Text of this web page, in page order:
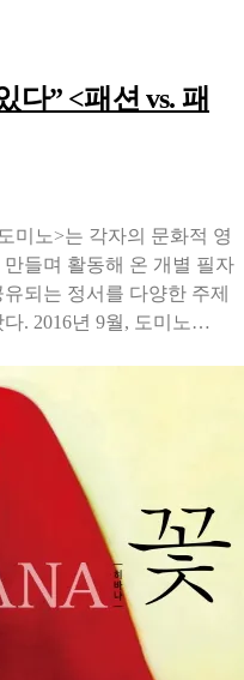
다” <패션 vs. 패
미노>는 각자의 문화적 영
들며 활동해 온 개별 필자
되는 정서를 다양한 주제
. 2016년 9월, 도미노…